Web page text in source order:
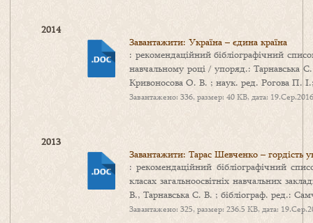
2014
Завантажити: Україна – єдина країна
: рекомендаційний бібліографічний
навчальному році / упоряд.:
Кривоносова О. В. ; наук. ред. Рогова П.
Завантажено: 336, размер: 40 KB, дата: 19.Сер.2016
2013
Завантажити: Тарас Шевченко – гордість
: рекомендаційний бібліографічний
класах загальноосвітніх навчальних
В., Тарнавська С. В. ; бібліограф. ред.:
Завантажено: 325, размер: 236.5 KB, дата: